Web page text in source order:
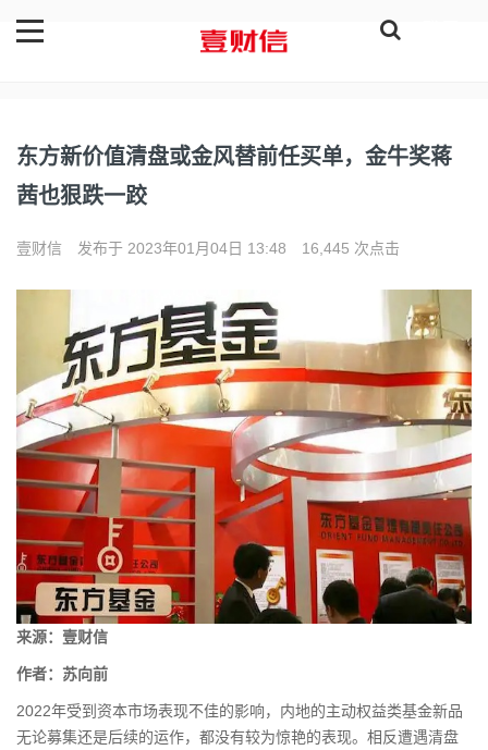
东方新价值清盘或金风替前任买单，金牛奖蒋
茜也狠跌一跤
壹财信 发布于 2023年01月04日 13:48 16,445 次点击
来源： 壹财信
作者：苏向前
2022年受到资本市场表现不佳的影响，内地的主动权益类基金新品
无论募集还是后续的运作，都没有较为惊艳的表现。相反遭遇清盘